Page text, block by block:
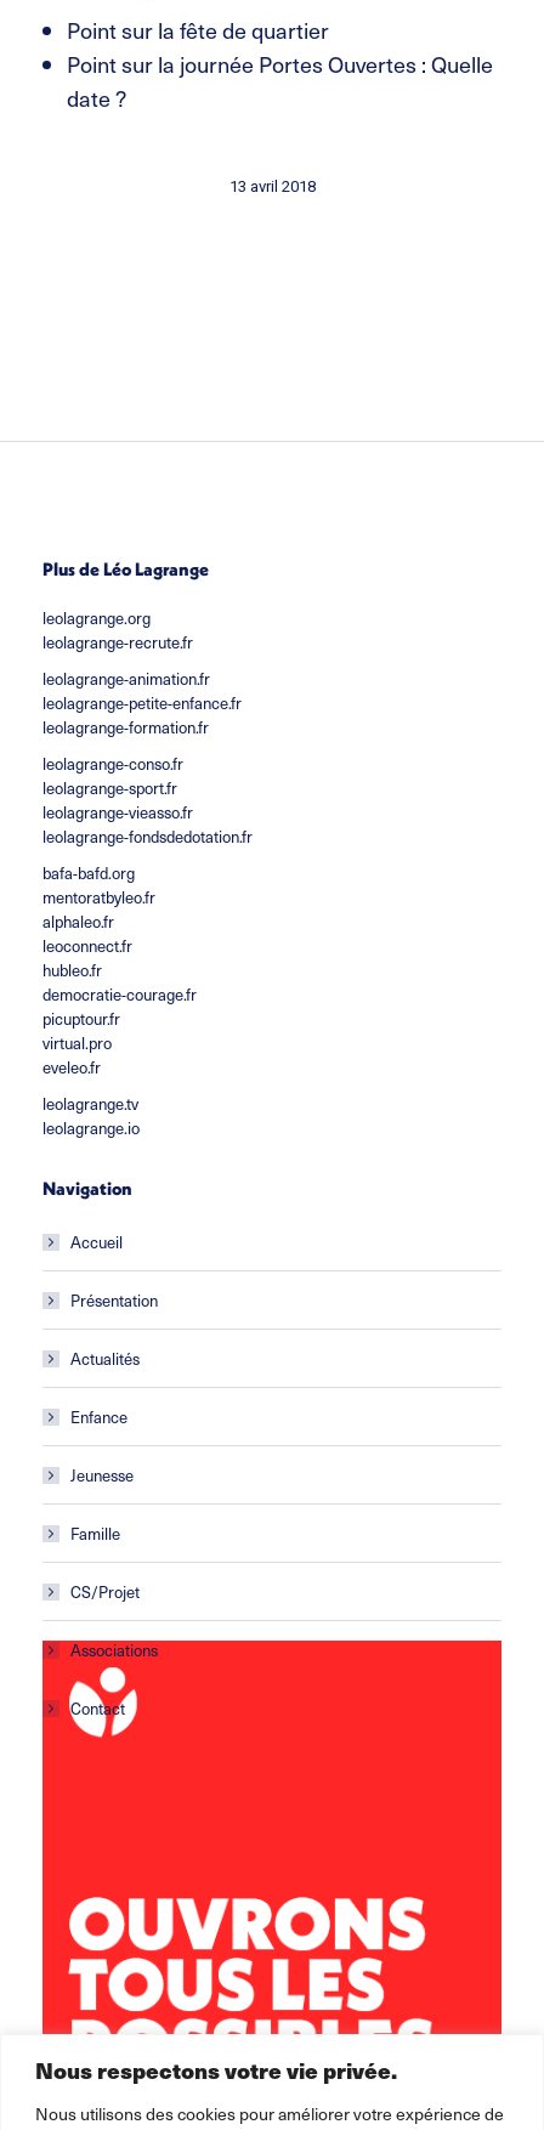
Nous respectons votre vie privée.
Nous utilisons des cookies pour améliorer votre expérience de
Point sur la fête de quartier
Point sur la journée Portes Ouvertes : Quelle
date ?
13 avril 2018
Plus de Léo Lagrange
leolagrange.org
leolagrange-recrute.fr
leolagrange-animation.fr
leolagrange-petite-enfance.fr
leolagrange-formation.fr
leolagrange-conso.fr
leolagrange-sport.fr
leolagrange-vieasso.fr
leolagrange-fondsdedotation.fr
bafa-bafd.org
mentoratbyleo.fr
alphaleo.fr
leoconnect.fr
hubleo.fr
democratie-courage.fr
picuptour.fr
virtual.pro
eveleo.fr
leolagrange.tv
leolagrange.io
Navigation
Accueil
Présentation
Actualités
Enfance
Jeunesse
Famille
CS/Projet
Associations
Contact
brest.horizons@leolagrange.org